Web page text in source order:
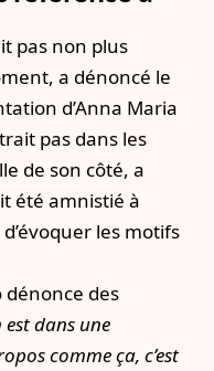
pas non plus
a dénoncé le
d’Anna Maria
pas dans les
de son côté, a
été amnistié à
les motifs
dénonce des
dans une
comme ça, c’est